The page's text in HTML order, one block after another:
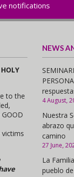
notifications
to the
victims
NEWS
4 August,
Nuestra
abrazo
camino
27 June,
La
pueblo